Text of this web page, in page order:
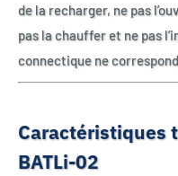
de la recharger, ne pas
pas la chauffer et ne pas
connectique ne
Caractéristiques
BATLi-02